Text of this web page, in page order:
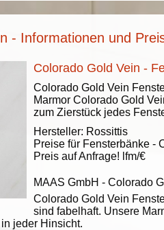
- Informationen und
Colorado Gold Vein -
Colorado Gold Vein
Marmor Colorado Gold
zum Zierstück jedes
Hersteller: Rossittis
Preise für Fensterbänke -
Preis auf Anfrage! lfm/€
MAAS GmbH - Colorado
Colorado Gold Vein
sind fabelhaft. Unsere
jeder Hinsicht.